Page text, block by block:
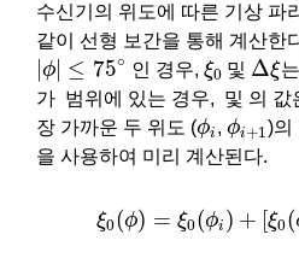
수신기의 위도에 따른 기상 파
같이 선형 보간을 통해 계산한
ϕ ≤ 75∘
|ϕ| ≤ 75∘ 인 경우, ξ0
ξ0 및 Δξ
Δ ξ
가 범위에 있는 경우, 및 의 값
장 가까운 두 위도 (ϕi
ϕ , ϕi+1
ϕi 1)의
을 사용하여 미리 계산된다.
ξ0(ϕ) = ξ0(ϕi ) + [ξ0(